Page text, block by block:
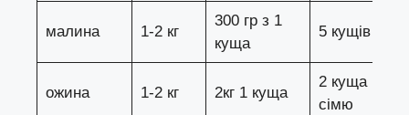
малина 1-2 кг
300 гр з 1
куща
5 кущів
ожина 1-2 кг 2кг 1 куща
2 куща на
сімю